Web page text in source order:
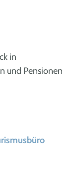
in
und Pensionen